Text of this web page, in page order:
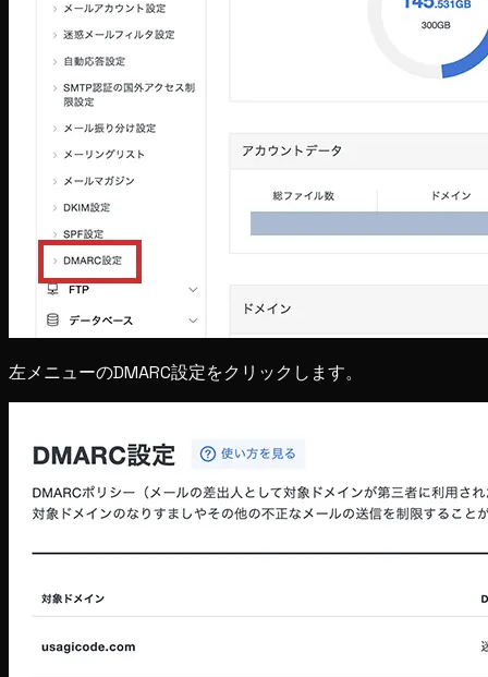
左メニューのDMARC設定をクリックします。